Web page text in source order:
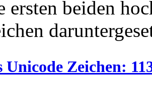
ersten beiden
Unicode Zeichen: